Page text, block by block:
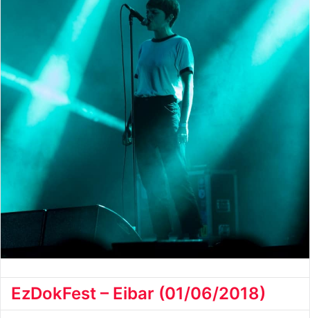
EzDokFest – Eibar (01/06/2018)